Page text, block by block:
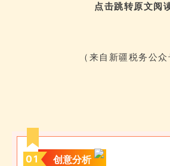
点击跳转原文阅
（来自新疆税务公众
01 创意分析